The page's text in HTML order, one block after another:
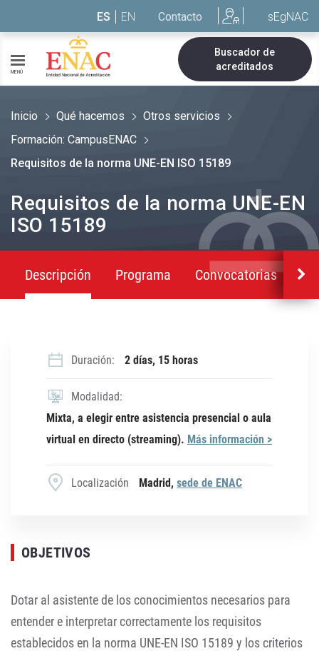
ES EN Contacto sEgNAC
MENÚ
Buscador de
acreditados
Inicio Qué hacemos
Otros servicios
Formación: CampusENAC
Requisitos de la norma UNE-EN ISO 15189
Requisitos de la norma UNE-EN
ISO 15189
Descripción Programa Convocatorias
Duración: 2 días, 15 horas
Modalidad:
Mixta, a elegir entre asistencia presencial o aula
virtual en directo (streaming). Más información >
Localización Madrid, sede de ENAC
OBJETIVOS
Dotar al asistente de los conocimientos necesarios para
entender e interpretar correctamente los requisitos
establecidos en la norma UNE-EN ISO 15189 y los criterios